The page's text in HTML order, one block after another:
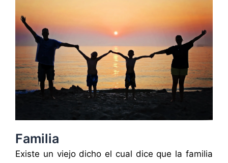
Familia
Existe un viejo dicho el cual dice que la familia